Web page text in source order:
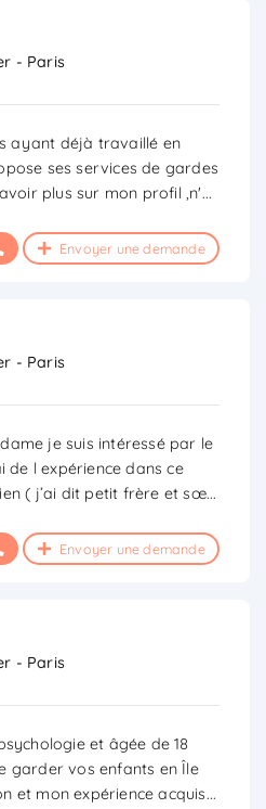
- Paris
ayant déjà travaillé en
ses services de gardes
plus sur mon profil ,n'...
Envoyer une demande
- Paris
je suis intéressé par le
de l expérience dans ce
( j’ai dit petit frère et sœ...
Envoyer une demande
- Paris
et âgée de 18
garder vos enfants en Île
et mon expérience acquis...